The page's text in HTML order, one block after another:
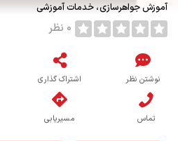
آموزش جواهرسازی خدمات آموزشی
0 نظر
نوشتن نظر اشتراک گذاری
تماس مسیریابی